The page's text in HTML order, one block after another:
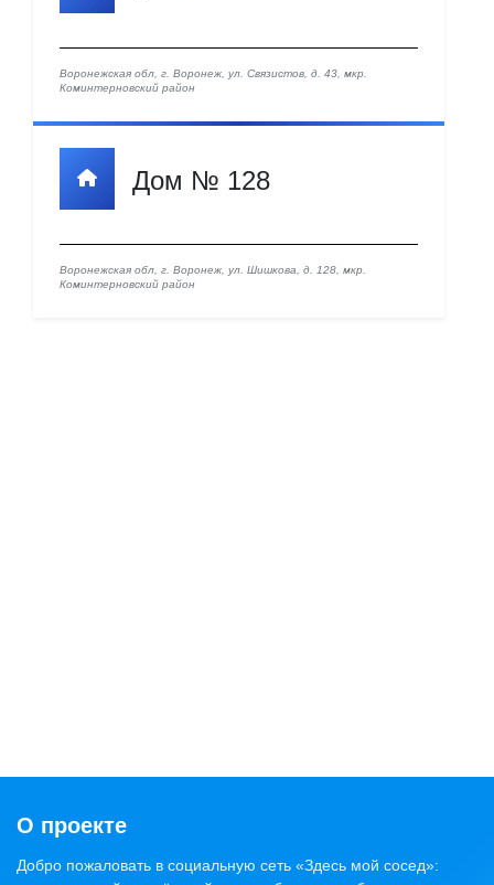
Воронежская обл, г. Воронеж, ул. Связистов, д. 43, мкр. ​
Коминтерновский район
Дом № 128
Воронежская обл, г. Воронеж, ул. Шишкова, д. 128, мкр. ​
Коминтерновский район
О проекте
Добро пожаловать в социальную сеть «Здесь мой сосед»: